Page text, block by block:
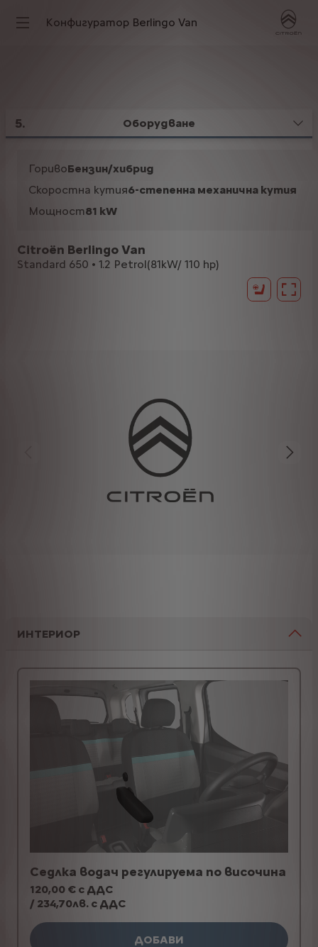
Конфигуратор Berlingo Van
5. Оборудване
Citroën Berlingo Van
Standard 650 • 1.2 Petrol(81kW/ 110 hp)
ГоривоБензин/хибрид
Скоростна кутия6-степенна механична кутия
Мощност81 kW
ИНТЕРИОР
Седлка водач регулируема по височина
120,00 € с ДДС
/ 234,70лв. с ДДС
ДОБАВИ